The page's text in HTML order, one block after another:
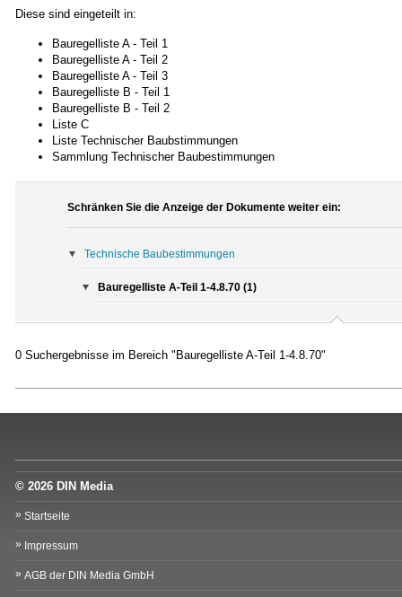
Diese sind eingeteilt in:
Bauregelliste A - Teil 1
Bauregelliste A - Teil 2
Bauregelliste A - Teil 3
Bauregelliste B - Teil 1
Bauregelliste B - Teil 2
Liste C
Liste Technischer Baubstimmungen
Sammlung Technischer Baubestimmungen
Schränken Sie die Anzeige der Dokumente weiter ein:
Technische Baubestimmungen
Bauregelliste A-Teil 1-4.8.70 (1)
0 Suchergebnisse im Bereich "Bauregelliste A-Teil 1-4.8.70"
© 2026 DIN Media
Startseite
Impressum
AGB der DIN Media GmbH